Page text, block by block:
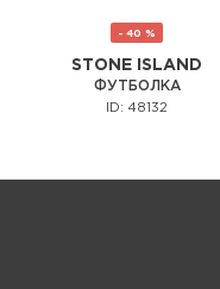
- 40 %
STONE ISLAND
ФУТБОЛКА
ID: 48132